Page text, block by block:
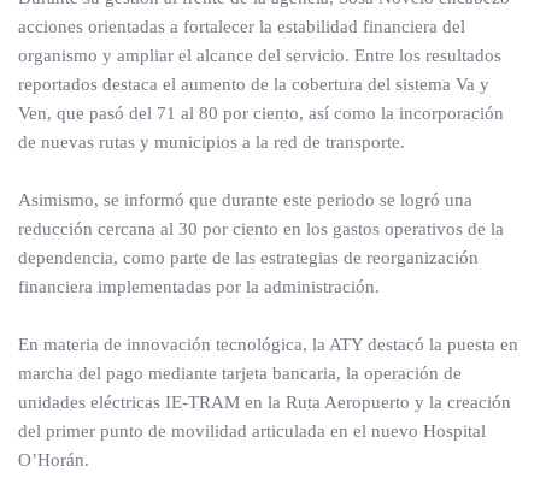
acciones orientadas a fortalecer la estabilidad financiera del
organismo y ampliar el alcance del servicio. Entre los resultados
reportados destaca el aumento de la cobertura del sistema Va y
Ven, que pasó del 71 al 80 por ciento, así como la incorporación
de nuevas rutas y municipios a la red de transporte.
Asimismo, se informó que durante este periodo se logró una
reducción cercana al 30 por ciento en los gastos operativos de la
dependencia, como parte de las estrategias de reorganización
financiera implementadas por la administración.
En materia de innovación tecnológica, la ATY destacó la puesta en
marcha del pago mediante tarjeta bancaria, la operación de
unidades eléctricas IE-TRAM en la Ruta Aeropuerto y la creación
del primer punto de movilidad articulada en el nuevo Hospital
O’Horán.